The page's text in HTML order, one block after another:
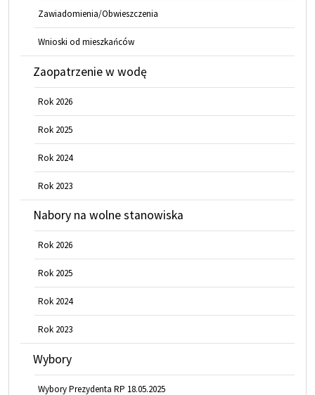
Zawiadomienia/Obwieszczenia
Wnioski od mieszkańców
Zaopatrzenie w wodę
Rok 2026
Rok 2025
Rok 2024
Rok 2023
Nabory na wolne stanowiska
Rok 2026
Rok 2025
Rok 2024
Rok 2023
Wybory
Wybory Prezydenta RP 18.05.2025